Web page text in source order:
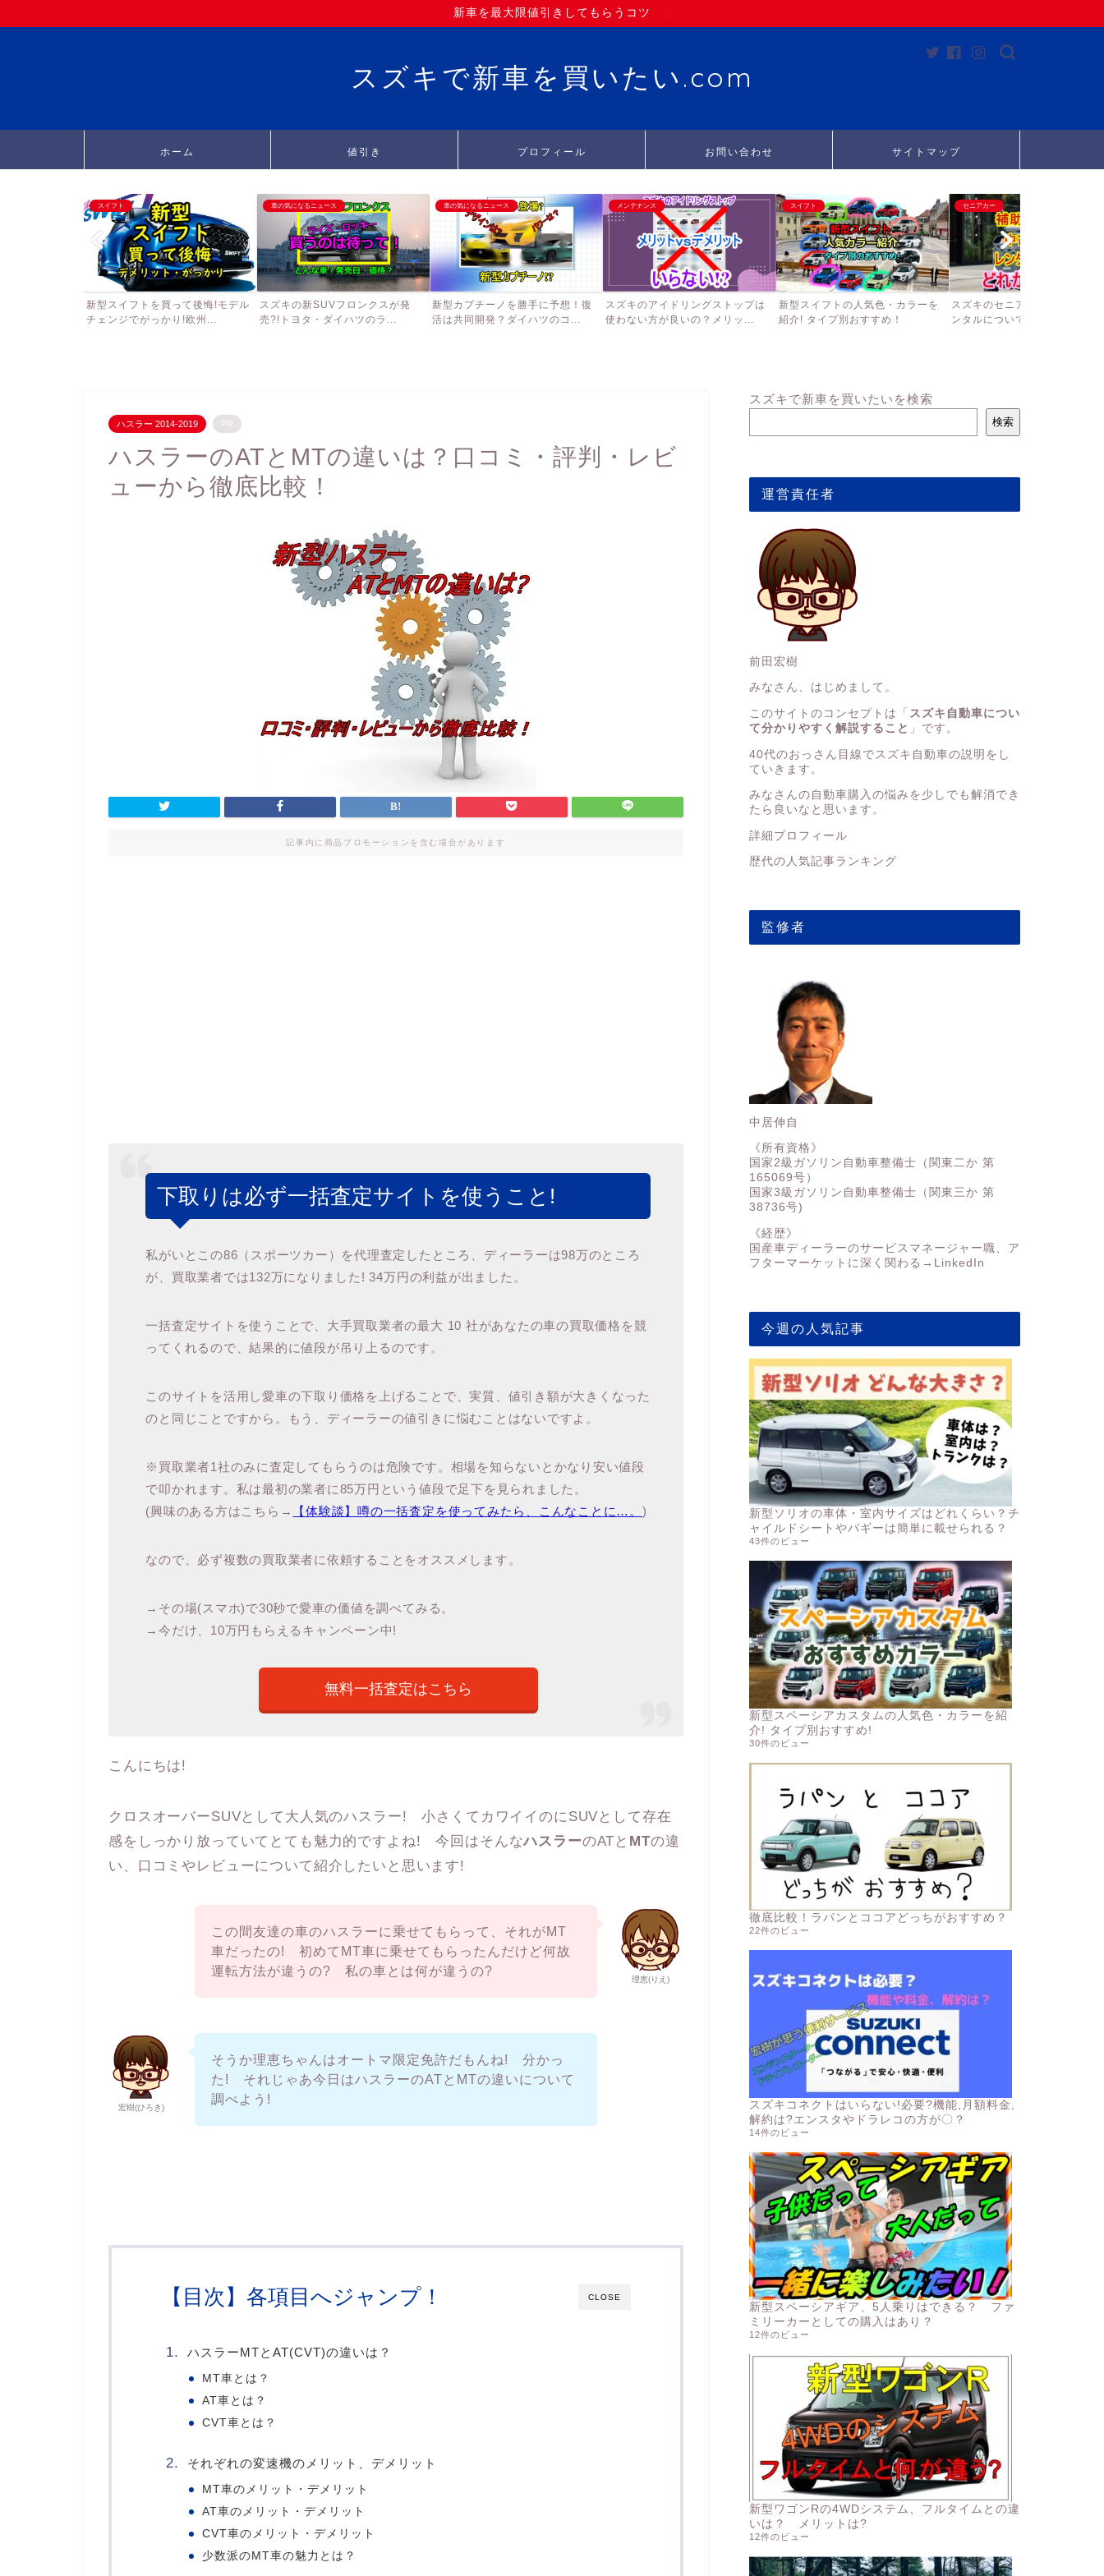
新車を最大限値引きしてもらうコツ
スズキで新車を買いたい.com
ホーム 値引き プロフィール お問い合わせ サイトマップ
スイフト
新型スイフトを買って後悔!モデル
チェンジでがっかり!欧州...
車の気になるニュース
スズキの新SUVフロンクスが発
売?!トヨタ・ダイハツのラ...
車の気になるニュース
新型カプチーノを勝手に予想！復
活は共同開発？ダイハツのコ...
メンテナンス
スズキのアイドリングストップは
使わない方が良いの？メリッ...
スイフト
新型スイフトの人気色・カラーを
紹介! タイプ別おすすめ！
セニアカー
スズキのセニアカーの補助金、
ンタルについて徹底調査して...
ハスラー 2014-2019 PR
ハスラーのATとMTの違いは？口コミ・評判・レビ
ューから徹底比較！
記事内に商品プロモーションを含む場合があります
下取りは必ず一括査定サイトを使うこと!
私がいとこの86（スポーツカー）を代理査定したところ、ディーラーは98万のところ
が、買取業者では132万になりました! 34万円の利益が出ました。
一括査定サイトを使うことで、大手買取業者の最大 10 社があなたの車の買取価格を競
ってくれるので、結果的に値段が吊り上るのです。
このサイトを活用し愛車の下取り価格を上げることで、実質、値引き額が大きくなった
のと同じことですから。もう、ディーラーの値引きに悩むことはないですよ。
※買取業者1社のみに査定してもらうのは危険です。相場を知らないとかなり安い値段
で叩かれます。私は最初の業者に85万円という値段で足下を見られました。
(興味のある方はこちら→
【体験談】噂の一括査定を使ってみたら、こんなことに…。 )
なので、必ず複数の買取業者に依頼することをオススメします。
→その場(スマホ)で30秒で愛車の価値を調べてみる。
→今だけ、10万円もらえるキャンペーン中!
無料一括査定はこちら
こんにちは!
クロスオーバーSUVとして大人気のハスラー! 小さくてカワイイのにSUVとして存在
感をしっかり放っていてとても魅力的ですよね! 今回はそんなハスラーのATと MTの違
い、口コミやレビューについて紹介したいと思います!
理恵(りえ)
この間友達の車のハスラーに乗せてもらって、それがMT
車だったの! 初めてMT車に乗せてもらったんだけど何故
運転方法が違うの? 私の車とは何が違うの?
宏樹(ひろき)
そうか理恵ちゃんはオートマ限定免許だもんね! 分かっ
た! それじゃあ今日はハスラーのATとMTの違いについて
調べよう!
CLOSE
【目次】各項目へジャンプ！
ハスラーMTとAT(CVT)の違いは？
MT車とは？
AT車とは？
CVT車とは？
それぞれの変速機のメリット、デメリット
MT車のメリット・デメリット
AT車のメリット・デメリット
CVT車のメリット・デメリット
少数派のMT車の魅力とは？
スズキで新車を買いたいを検索
検索
運営責任者
前田宏樹
みなさん、はじめまして。
このサイトのコンセプトは「 スズキ自動車につい
て分かりやすく解説すること 」です。
40代のおっさん目線でスズキ自動車の説明をし
ていきます。
みなさんの 自動車購入の悩みを少しでも解消でき
たら良いなと思います。
詳細プロフィール
歴代の人気記事ランキング
監修者
中居伸自
《所有資格》
国家2級ガソリン自動車整備士（関東二か 第
165069号）
国家3級ガソリン自動車整備士（関東三か 第
38736号)
《経歴》
国産車ディーラーのサービスマネージャー職、ア
フターマーケットに深く関わる→ LinkedIn
今週の人気記事
新型ソリオの車体・室内サイズはどれくらい？チ
ャイルドシートやバギーは簡単に載せられる？
43件のビュー
新型スペーシアカスタムの人気色・カラーを紹
介! タイプ別おすすめ!
30件のビュー
徹底比較！ラパンとココアどっちがおすすめ？
22件のビュー
スズキコネクトはいらない!必要?機能,月額料金,
解約は?エンスタやドラレコの方が〇？
14件のビュー
新型スペーシアギア、5人乗りはできる？ ファ
ミリーカーとしての購入はあり？
12件のビュー
新型ワゴンRの4WDシステム、フルタイムとの違
いは？ メリットは?
12件のビュー